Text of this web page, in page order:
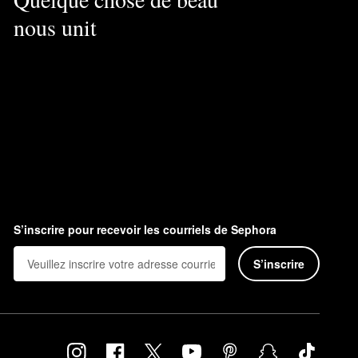
nous unit
S’inscrire pour recevoir les courriels de Sephora
S’inscrire